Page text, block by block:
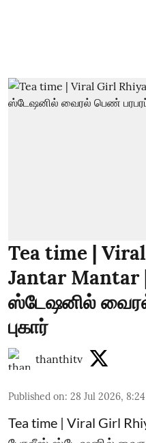
Tea time |
Jantar
ஸ்டேஷனில்
புகார்
thanthitv
Published on: 28 Jul 2026,
Tea time | Viral Girl